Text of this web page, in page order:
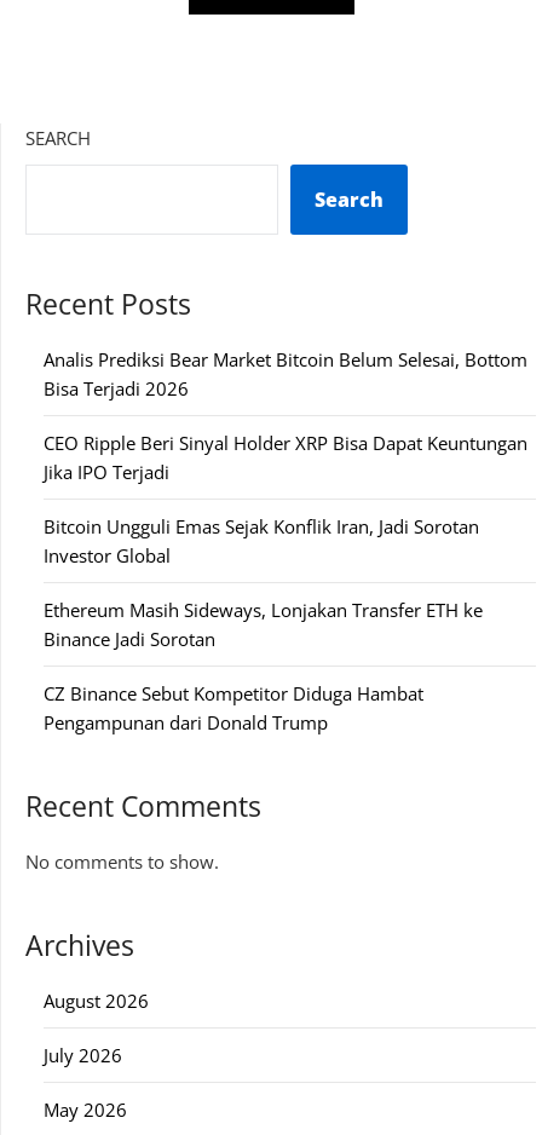
SEARCH
Search
Recent Posts
Analis Prediksi Bear Market Bitcoin Belum Selesai, Bottom
Bisa Terjadi 2026
CEO Ripple Beri Sinyal Holder XRP Bisa Dapat Keuntungan
Jika IPO Terjadi
Bitcoin Ungguli Emas Sejak Konflik Iran, Jadi Sorotan
Investor Global
Ethereum Masih Sideways, Lonjakan Transfer ETH ke
Binance Jadi Sorotan
CZ Binance Sebut Kompetitor Diduga Hambat
Pengampunan dari Donald Trump
Recent Comments
No comments to show.
Archives
August 2026
July 2026
May 2026